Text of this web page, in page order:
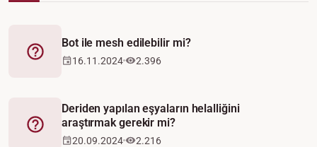
Fetva
Bot ile mesh edilebilir mi?
16.11.2024 2.396
Fetva
Deriden yapılan eşyaların helalliğini
araştırmak gerekir mi?
20.09.2024 2.216